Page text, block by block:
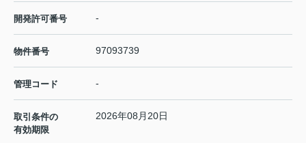
開発許可番号 -
物件番号 97093739
管理コード -
取引条件の
有効期限
2026年08月20日